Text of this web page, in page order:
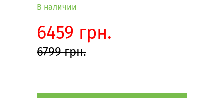
В наличии
6459 грн.
6799 грн.